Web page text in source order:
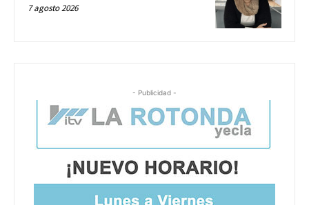
7 agosto 2026
- Publicidad -